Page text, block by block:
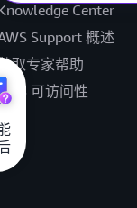
Center
Support 概述
获取专家帮助
可访问性
律